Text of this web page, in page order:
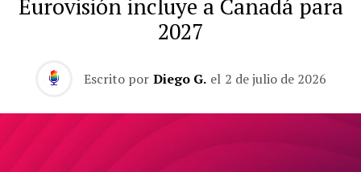
Eurovisión incluye a Canadá para
2027
Escrito por Diego G. el 2 de julio de 2026